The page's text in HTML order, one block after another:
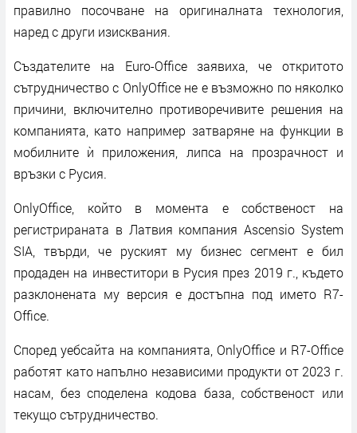
правилно посочване на оригиналната технология,
наред с други изисквания.
Създателите на Euro-Office заявиха, че откритото
сътрудничество с OnlyOffice не е възможно по няколко
причини, включително противоречивите решения на
компанията, като например затваряне на функции в
мобилните ѝ приложения, липса на прозрачност и
връзки с Русия.
OnlyOffice, който в момента е собственост на
регистрираната в Латвия компания Ascensio System
SIA, твърди, че руският му бизнес сегмент е бил
продаден на инвеститори в Русия през 2019 г., където
разклонената му версия е достъпна под името R7-
Office.
Според уебсайта на компанията, OnlyOffice и R7-Office
работят като напълно независими продукти от 2023 г.
насам, без споделена кодова база, собственост или
текущо сътрудничество.